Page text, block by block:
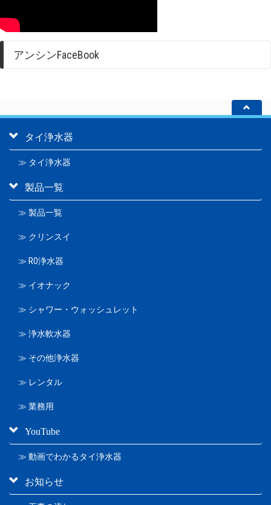
アンシンFaceBook
タイ浄水器
≫ タイ浄水器
製品一覧
≫ 製品一覧
≫ クリンスイ
≫ RO浄水器
≫ イオナック
≫ シャワー・ウォッシュレット
≫ 浄水軟水器
≫ その他浄水器
≫ レンタル
≫ 業務用
YouTube
≫ 動画でわかるタイ浄水器
お知らせ